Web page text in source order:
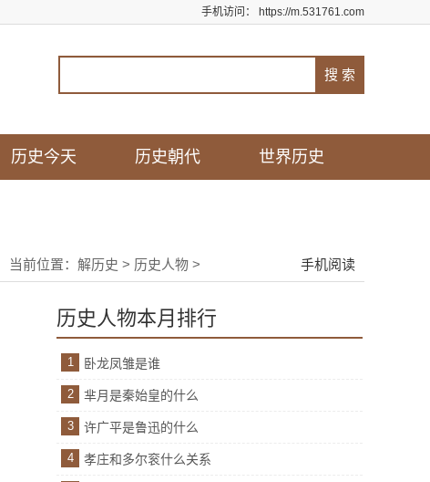
手机访问： https://m.531761.com
历史今天 历史朝代 世界历史
当前位置： 解历史 > 历史人物 > 手机阅读
历史人物本月排行
1 卧龙凤雏是谁
2 芈月是秦始皇的什么
3 许广平是鲁迅的什么
4 孝庄和多尔衮什么关系